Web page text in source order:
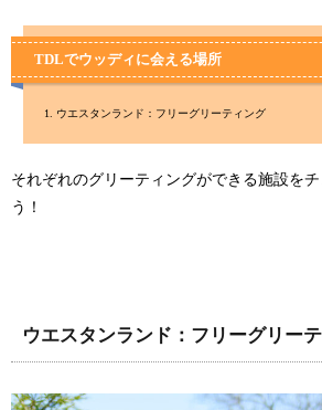
TDLでウッディに会える場所
ウエスタンランド：フリーグリーティング
それぞれのグリーティングができる施設を
う！
ウエスタンランド：フリーグリー